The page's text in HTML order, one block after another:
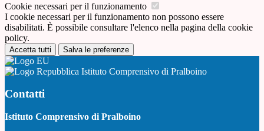
Cookie necessari per il funzionamento
I cookie necessari per il funzionamento non possono essere
disabilitati. È possibile consultare l'elenco nella pagina della cookie
policy.
Accetta tutti Salva le preferenze
Istituto Comprensivo di Pralboino
Contatti
Istituto Comprensivo di Pralboino